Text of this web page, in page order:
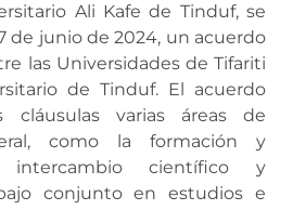
Ali Kafe de Tinduf, se
de junio de 2024, un acuerdo
las Universidades de Tifariti
de Tinduf. El acuerdo
cláusulas varias áreas de
como la formación y
intercambio científico y
conjunto en estudios e